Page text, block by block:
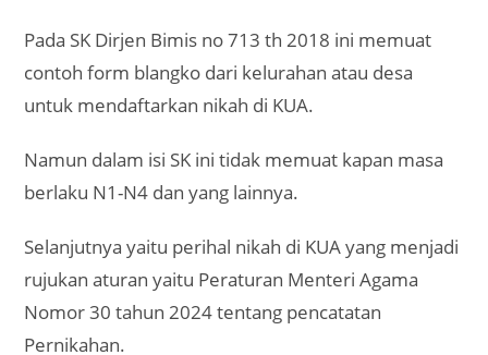
Pada SK Dirjen Bimis no 713 th 2018 ini memuat
contoh form blangko dari kelurahan atau desa
untuk mendaftarkan nikah di KUA.
Namun dalam isi SK ini tidak memuat kapan masa
berlaku N1-N4 dan yang lainnya.
Selanjutnya yaitu perihal nikah di KUA yang menjadi
rujukan aturan yaitu Peraturan Menteri Agama
Nomor 30 tahun 2024 tentang pencatatan
Pernikahan.